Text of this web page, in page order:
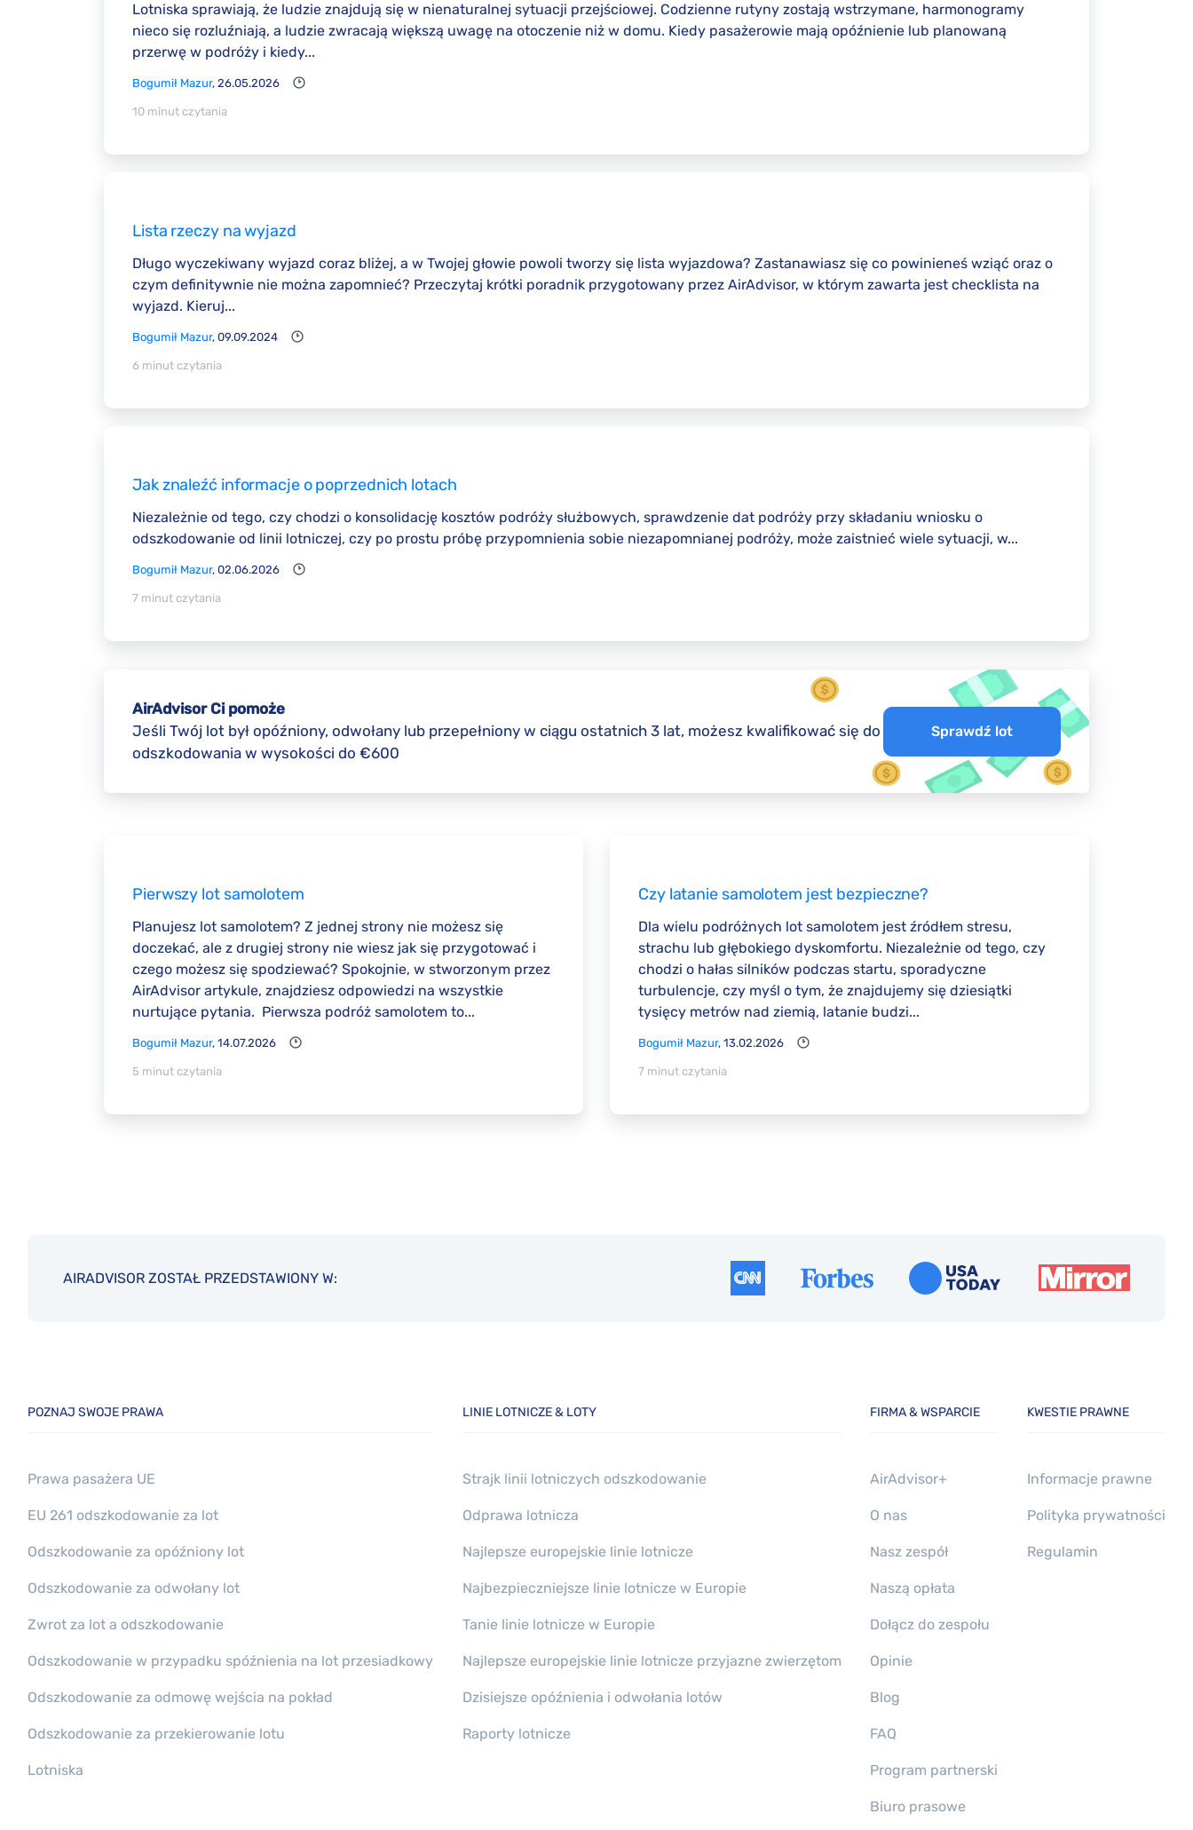
Lotniska sprawiają, że ludzie znajdują się w nienaturalnej sytuacji przejściowej. Codzienne rutyny zostają wstrzymane, harmonogramy
nieco się rozluźniają, a ludzie zwracają większą uwagę na otoczenie niż w domu. Kiedy pasażerowie mają opóźnienie lub planowaną
przerwę w podróży i kiedy...
Bogumił Mazur, 26.05.2026
10 minut czytania
Lista rzeczy na wyjazd
Długo wyczekiwany wyjazd coraz bliżej, a w Twojej głowie powoli tworzy się lista wyjazdowa? Zastanawiasz się co powinieneś wziąć oraz o
czym definitywnie nie można zapomnieć? Przeczytaj krótki poradnik przygotowany przez AirAdvisor, w którym zawarta jest checklista na
wyjazd. Kieruj...
Bogumił Mazur, 09.09.2024
6 minut czytania
Jak znaleźć informacje o poprzednich lotach
Niezależnie od tego, czy chodzi o konsolidację kosztów podróży służbowych, sprawdzenie dat podróży przy składaniu wniosku o
odszkodowanie od linii lotniczej, czy po prostu próbę przypomnienia sobie niezapomnianej podróży, może zaistnieć wiele sytuacji, w...
Bogumił Mazur, 02.06.2026
7 minut czytania
AirAdvisor Ci pomoże
Jeśli Twój lot był opóźniony, odwołany lub przepełniony w ciągu ostatnich 3 lat, możesz kwalifikować się do
odszkodowania w wysokości do €600
Sprawdź lot
Pierwszy lot samolotem
Planujesz lot samolotem? Z jednej strony nie możesz się
doczekać, ale z drugiej strony nie wiesz jak się przygotować i
czego możesz się spodziewać? Spokojnie, w stworzonym przez
AirAdvisor artykule, znajdziesz odpowiedzi na wszystkie
nurtujące pytania. Pierwsza podróż samolotem to...
Bogumił Mazur, 14.07.2026
5 minut czytania
Czy latanie samolotem jest bezpieczne?
Dla wielu podróżnych lot samolotem jest źródłem stresu,
strachu lub głębokiego dyskomfortu. Niezależnie od tego, czy
chodzi o hałas silników podczas startu, sporadyczne
turbulencje, czy myśl o tym, że znajdujemy się dziesiątki
tysięcy metrów nad ziemią, latanie budzi...
Bogumił Mazur, 13.02.2026
7 minut czytania
AIRADVISOR ZOSTAŁ PRZEDSTAWIONY W:
POZNAJ SWOJE PRAWA
Prawa pasażera UE
EU 261 odszkodowanie za lot
Odszkodowanie za opóźniony lot
Odszkodowanie za odwołany lot
Zwrot za lot a odszkodowanie
Odszkodowanie w przypadku spóźnienia na lot przesiadkowy
Odszkodowanie za odmowę wejścia na pokład
Odszkodowanie za przekierowanie lotu
Lotniska
LINIE LOTNICZE & LOTY
Strajk linii lotniczych odszkodowanie
Odprawa lotnicza
Najlepsze europejskie linie lotnicze
Najbezpieczniejsze linie lotnicze w Europie
Tanie linie lotnicze w Europie
Najlepsze europejskie linie lotnicze przyjazne zwierzętom
Dzisiejsze opóźnienia i odwołania lotów
Raporty lotnicze
FIRMA & WSPARCIE
AirAdvisor+
O nas
Nasz zespół
Naszą opłata
Dołącz do zespołu
Opinie
Blog
FAQ
Program partnerski
Biuro prasowe
KWESTIE PRAWNE
Informacje prawne
Polityka prywatności
Regulamin